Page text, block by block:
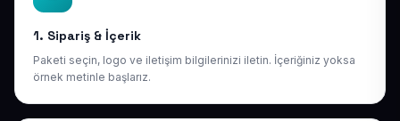
1. Sipariş & İçerik
Paketi seçin, logo ve iletişim bilgilerinizi iletin. İçeriğiniz yoksa
örnek metinle başlarız.